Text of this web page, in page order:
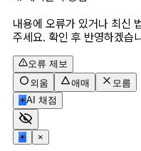
내용에 오류가 있거나 최신
주세요. 확인 후 반영하겠습
오류 제보
외움
애매
모름
✳AI 채점
✳ ×